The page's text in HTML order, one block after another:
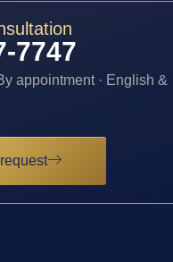
7747
appointment · English &